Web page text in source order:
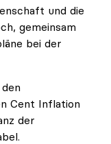
und die
gemeinsam
bei der
Cent Inflation
der